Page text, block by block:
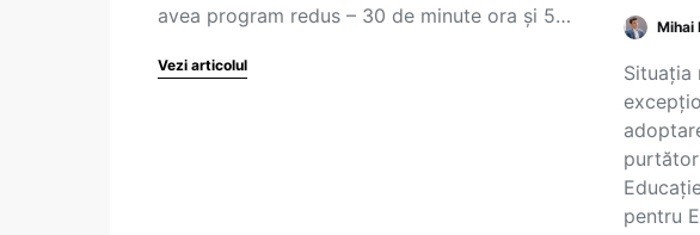
avea program redus – 30 de minute ora și 5…
Vezi articolul
Mihai
Situația
pentru